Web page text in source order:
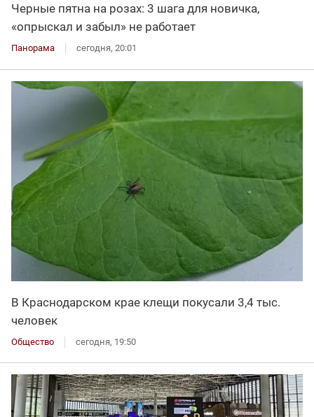
Черные пятна на розах: 3 шага для новичка,
«опрыскал и забыл» не работает
Панорама сегодня, 20:01
В Краснодарском крае клещи покусали 3,4 тыс.
человек
Общество сегодня, 19:50